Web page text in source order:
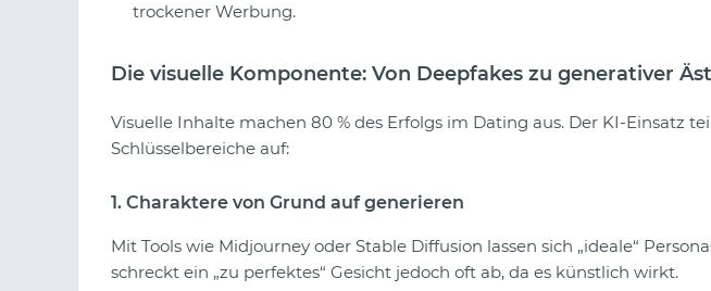
trockener Werbung.
Die visuelle Komponente: Von Deepfakes zu generativer
Visuelle Inhalte machen 80 % des Erfolgs im Dating aus. Der KI-Einsatz
Schlüsselbereiche auf:
1. Charaktere von Grund auf generieren
Mit Tools wie Midjourney oder Stable Diffusion lassen sich „ideale“
schreckt ein „zu perfektes“ Gesicht jedoch oft ab, da es künstlich wirkt.